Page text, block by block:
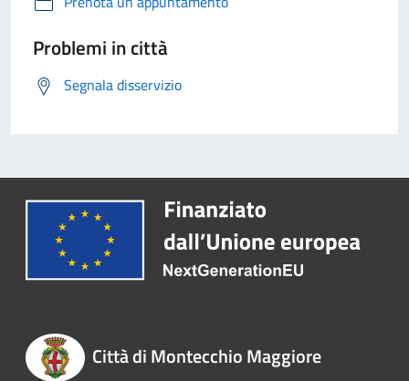
Problemi in città
Segnala disservizio
Città di Montecchio Maggiore